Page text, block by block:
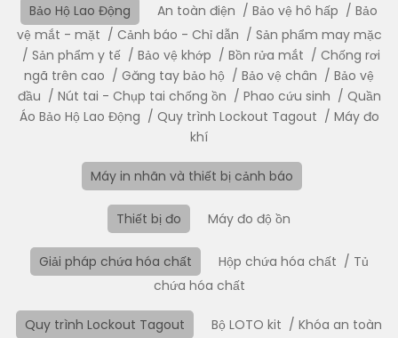
Bảo Hộ Lao Động An toàn điện Bảo vệ hô hấp
Bảo
vệ mắt - mặt
Cảnh báo - Chỉ dẫn
Sản phẩm may mặc
Sản phẩm y tế
Bảo vệ khớp Bồn rửa mắt
Chống rơi
ngã trên cao
Găng tay bảo hộ Bảo vệ chân
Bảo vệ
đầu
Nút tai - Chụp tai chống ồn Phao cứu sinh
Quần
Áo Bảo Hộ Lao Động
Quy trình Lockout Tagout
Máy đo
khí
Máy in nhãn và thiết bị cảnh báo
Thiết bị đo Máy đo độ ồn
Giải pháp chứa hóa chất Hộp chứa hóa chất
Tủ
chứa hóa chất
Quy trình Lockout Tagout Bộ LOTO kit
Khóa an toàn